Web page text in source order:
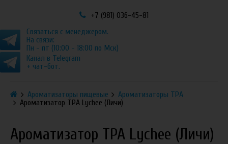
+7 (981) 036-45-81
Связаться с менеджером.
На связи:
Пн - пт (10:00 - 18:00 по Мск)
Канал в Telegram
+ чат-бот.
Ароматизаторы пищевые
Ароматизаторы TPA
Ароматизатор TPA Lychee (Личи)
Ароматизатор TPA Lychee (Личи)